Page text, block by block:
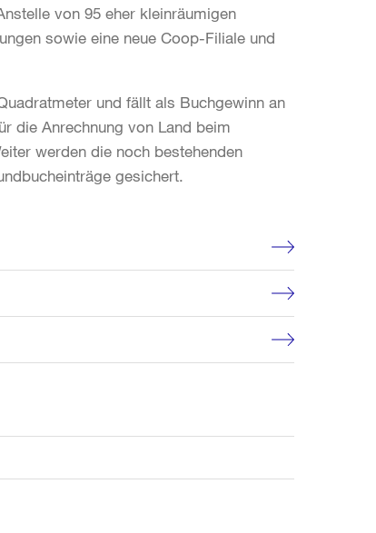
von 95 eher kleinräumigen
sowie eine neue Coop-Filiale und
und fällt als Buchgewinn an
die Anrechnung von Land beim
werden die noch bestehenden
gesichert.